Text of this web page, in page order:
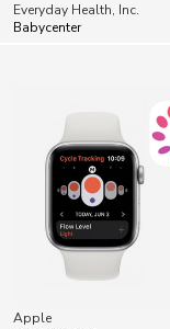
Everyday Health, Inc.
Babycenter
Apple